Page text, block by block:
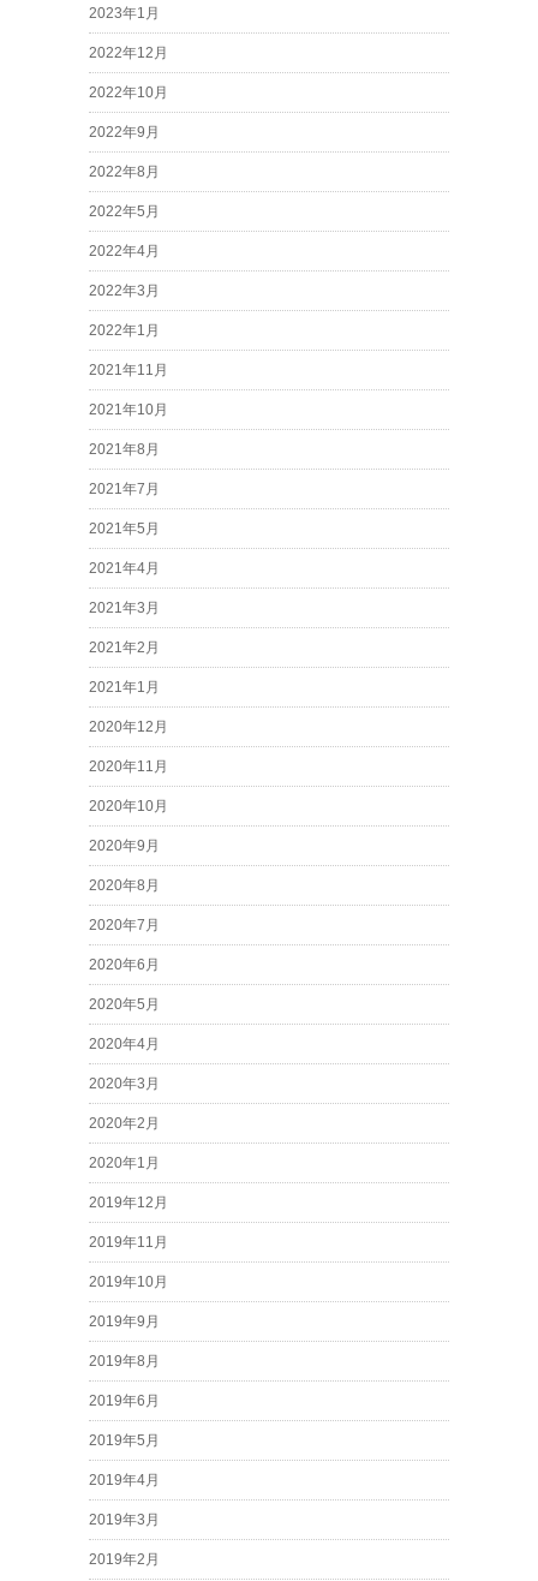
2023年1月
2022年12月
2022年10月
2022年9月
2022年8月
2022年5月
2022年4月
2022年3月
2022年1月
2021年11月
2021年10月
2021年8月
2021年7月
2021年5月
2021年4月
2021年3月
2021年2月
2021年1月
2020年12月
2020年11月
2020年10月
2020年9月
2020年8月
2020年7月
2020年6月
2020年5月
2020年4月
2020年3月
2020年2月
2020年1月
2019年12月
2019年11月
2019年10月
2019年9月
2019年8月
2019年6月
2019年5月
2019年4月
2019年3月
2019年2月